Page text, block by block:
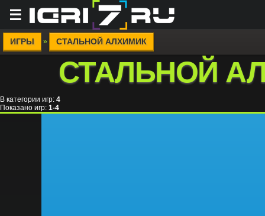
☰
ИГРЫ » СТАЛЬНОЙ АЛХИМИК
СТАЛЬНОЙ
В категории игр: 4
Показано игр: 1-4